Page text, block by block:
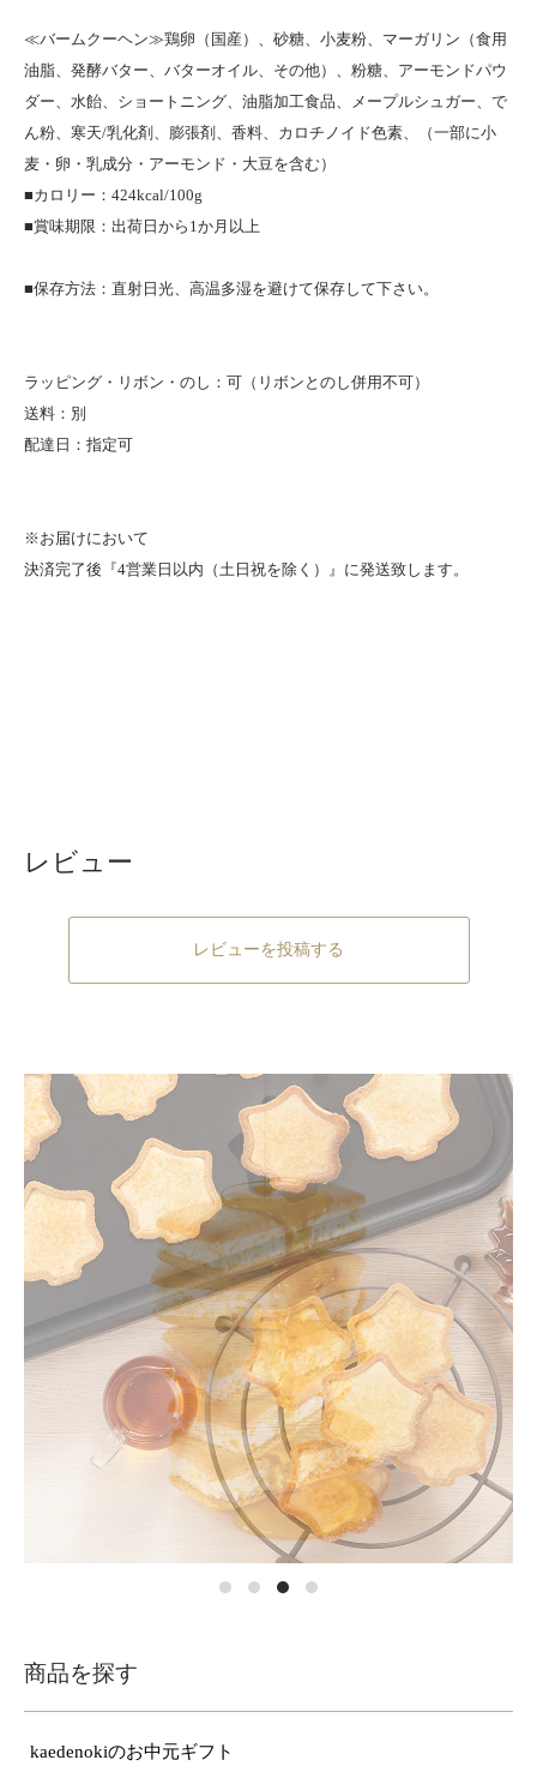
≪バームクーヘン≫鶏卵（国産）、砂糖、小麦粉、マーガリン（食用
油脂、発酵バター、バターオイル、その他）、粉糖、アーモンドパウ
ダー、水飴、ショートニング、油脂加工食品、メープルシュガー、で
ん粉、寒天/乳化剤、膨張剤、香料、カロチノイド色素、（一部に小
麦・卵・乳成分・アーモンド・大豆を含む）
■カロリー：424kcal/100g
■賞味期限：出荷日から1か月以上
■保存方法：直射日光、高温多湿を避けて保存して下さい。
ラッピング・リボン・のし：可（リボンとのし併用不可）
送料：別
配達日：指定可
※お届けにおいて
決済完了後『4営業日以内（土日祝を除く）』に発送致します。
レビュー
レビューを投稿する
商品を探す
kaedenokiのお中元ギフト